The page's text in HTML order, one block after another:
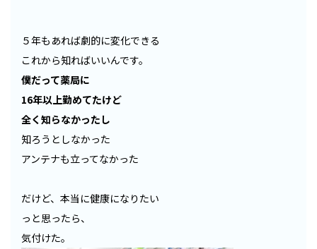
５年もあれば劇的に変化できる
これから知ればいいんです。
僕だって薬局に
16年以上勤めてたけど
全く知らなかったし
知ろうとしなかった
アンテナも立ってなかった
だけど、本当に健康になりたい
っと思ったら、
気付けた。